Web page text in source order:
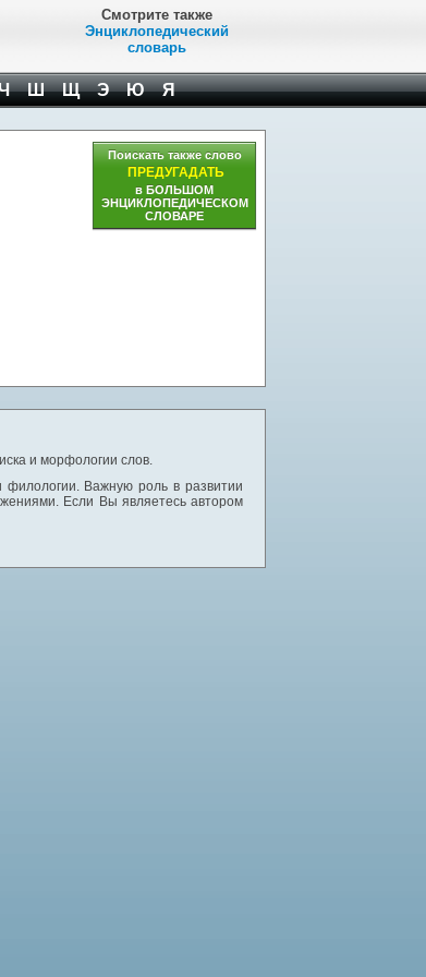
Смотрите также
Энциклопедический
словарь
Ш Щ Э Ю Я
Поискать также слово
ПРЕДУГАДАТЬ
в БОЛЬШОМ
ЭНЦИКЛОПЕДИЧЕСКОМ
СЛОВАРЕ
и морфологии слов.
филологии. Важную роль в развитии
Если Вы являетесь автором